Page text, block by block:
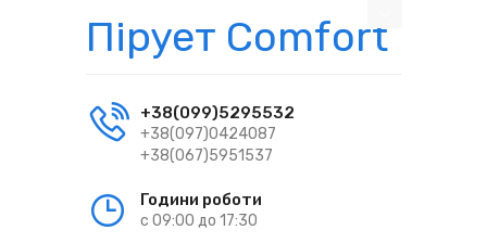
Пірует Comfort
+38(099)5295532
+38(097)0424087
+38(067)5951537
Години роботи
с 09:00 до 17:30